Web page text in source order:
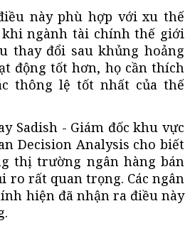
này phù hợp với xu thế
ngành tài chính thế giới
thay đổi sau khủng hoảng
động tốt hơn, họ cần thích
thông lệ tốt nhất của thế
Sadish - Giám đốc khu vực
Decision Analysis cho biết
thị trường ngân hàng bán
ro rất quan trọng. Các ngân
hiện đã nhận ra điều này